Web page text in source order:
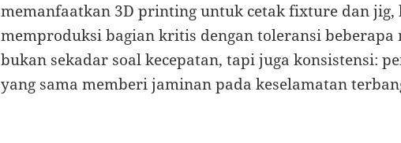
memanfaatkan 3D printing untuk cetak fixture dan jig,
memproduksi bagian kritis dengan toleransi
bukan sekadar soal kecepatan, tapi juga konsistensi:
yang sama memberi jaminan pada keselamatan